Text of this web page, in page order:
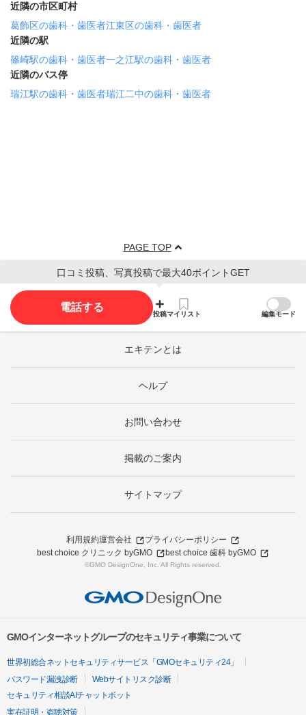
近隣の市区町村
葛飾区の歯科・歯医者江東区の歯科・歯医者
近隣の駅
篠崎駅の歯科・歯医者一之江駅の歯科・歯医者
近隣のバス停
瑞江駅の歯科・歯医者瑞江二中の歯科・歯医者
PAGE TOP
口コミ投稿、写真投稿で最大40ポイントGET
電話する
投稿マイリスト 編集モード
エキテンとは
ヘルプ
お問い合わせ
掲載のご案内
サイトマップ
利用規約運営会社
プライバシーポリシー
best choice クリニック byGMO
best choice 歯科 byGMO
©GMO DesignOne, Inc. All Rights reserved.
GMOインターネットグループのセキュリティ事業について
世界初総合ネットセキュリティサービス「GMOセキュリティ24」
パスワード漏洩診断
Webサイトリスク診断
セキュリティ相談AIチャットボット
実在証明・盗聴対策